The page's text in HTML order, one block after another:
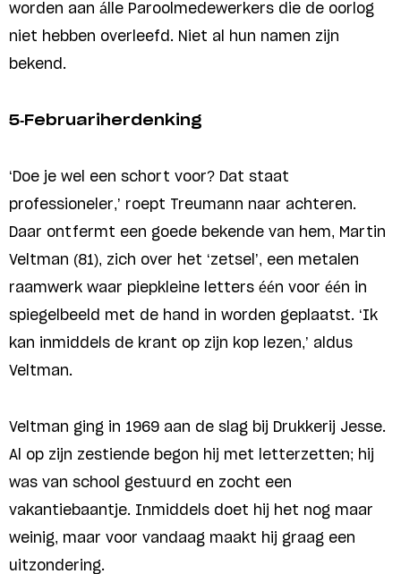
worden aan álle Paroolmedewerkers die de oorlog
niet hebben overleefd. Niet al hun namen zijn
bekend.
5-Februariherdenking
‘Doe je wel een schort voor? Dat staat
professioneler,’ roept Treumann naar achteren.
Daar ontfermt een goede bekende van hem, Martin
Veltman (81), zich over het ‘zetsel’, een metalen
raamwerk waar piepkleine letters één voor één in
spiegelbeeld met de hand in worden geplaatst. ‘Ik
kan inmiddels de krant op zijn kop lezen,’ aldus
Veltman.
Veltman ging in 1969 aan de slag bij Drukkerij Jesse.
Al op zijn zestiende begon hij met letterzetten; hij
was van school gestuurd en zocht een
vakantiebaantje. Inmiddels doet hij het nog maar
weinig, maar voor vandaag maakt hij graag een
uitzondering.